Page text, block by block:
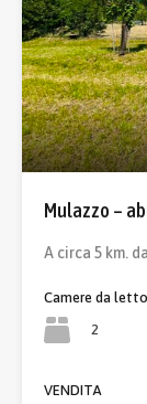
Mulazzo –
A circa 5 km.
Camere da letto
2
VENDITA